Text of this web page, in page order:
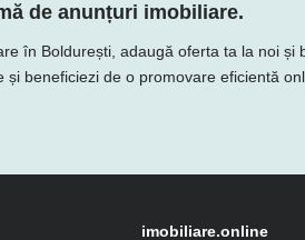
de anunțuri imobiliare.
în Boldurești, adaugă oferta ta la noi
beneficiezi de o promovare eficientă
imobiliare.online